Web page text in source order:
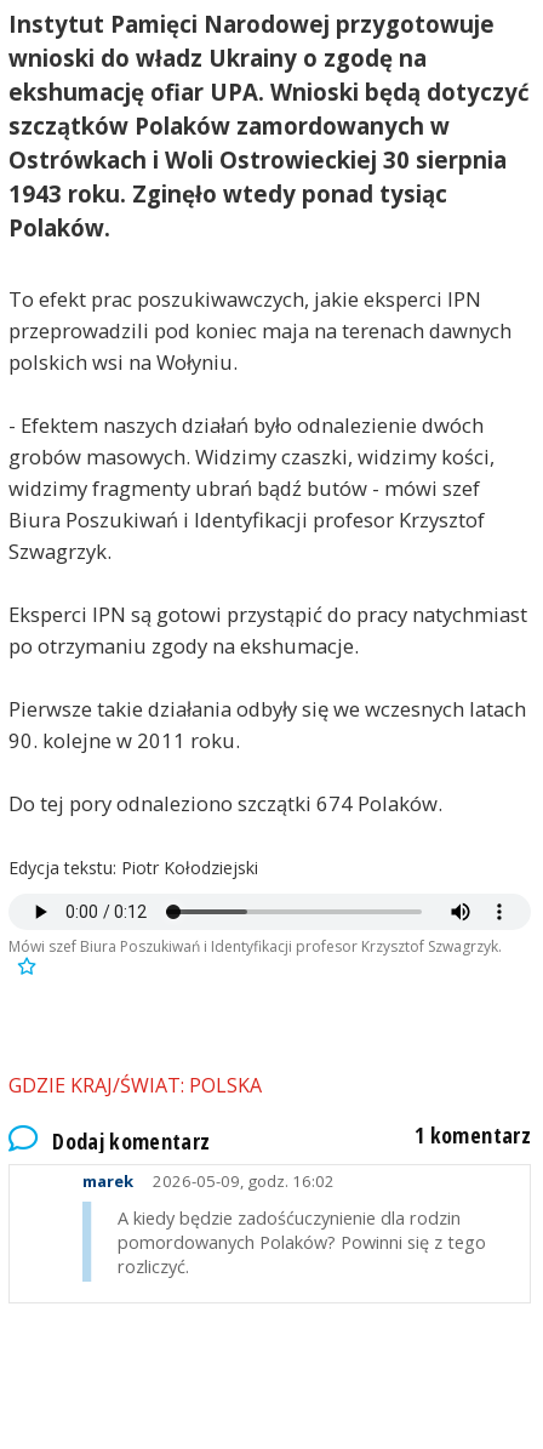
Instytut Pamięci Narodowej przygotowuje
wnioski do władz Ukrainy o zgodę na
ekshumację ofiar UPA. Wnioski będą dotyczyć
szczątków Polaków zamordowanych w
Ostrówkach i Woli Ostrowieckiej 30 sierpnia
1943 roku. Zginęło wtedy ponad tysiąc
Polaków.
To efekt prac poszukiwawczych, jakie eksperci IPN
przeprowadzili pod koniec maja na terenach dawnych
polskich wsi na Wołyniu.
- Efektem naszych działań było odnalezienie dwóch
grobów masowych. Widzimy czaszki, widzimy kości,
widzimy fragmenty ubrań bądź butów - mówi szef
Biura Poszukiwań i Identyfikacji profesor Krzysztof
Szwagrzyk.
Eksperci IPN są gotowi przystąpić do pracy natychmiast
po otrzymaniu zgody na ekshumacje.
Pierwsze takie działania odbyły się we wczesnych latach
90. kolejne w 2011 roku.
Do tej pory odnaleziono szczątki 674 Polaków.
Edycja tekstu: Piotr Kołodziejski
Mówi szef Biura Poszukiwań i Identyfikacji profesor Krzysztof Szwagrzyk.
GDZIE KRAJ/ŚWIAT: POLSKA
Dodaj komentarz 1 komentarz
marek 2026-05-09, godz. 16:02
A kiedy będzie zadośćuczynienie dla rodzin
pomordowanych Polaków? Powinni się z tego
rozliczyć.